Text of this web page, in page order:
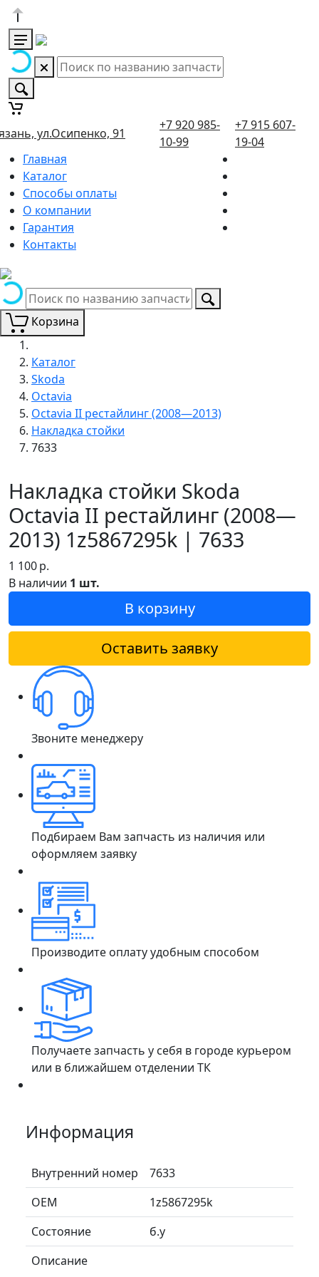
ул.Осипенко, 91
+7 920 985-
10-99
+7 915 607-
19-04
Главная
Каталог
Способы оплаты
О компании
Гарантия
Контакты
Корзина
Каталог
Skoda
Octavia
Octavia II рестайлинг (2008—2013)
Накладка стойки
7633
Накладка стойки Skoda
Octavia II рестайлинг (2008—
2013) 1z5867295k | 7633
1 100р.
В наличии 1 шт.
В корзину
Оставить заявку
Звоните менеджеру
Подбираем Вам запчасть из наличия или
оформляем заявку
Производите оплату удобным способом
Получаете запчасть у себя в городе курьером
или в ближайшем отделении ТК
Информация
Внутренний номер
7633
ОЕМ
1z5867295k
Состояние
б.у
Описание